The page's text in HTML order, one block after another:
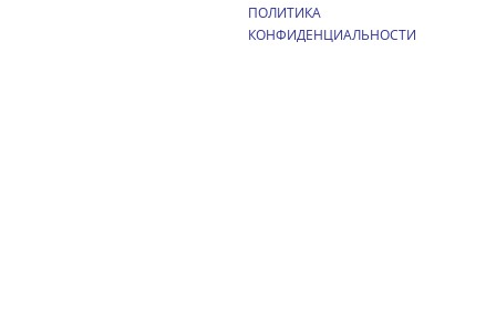
ПОЛИТИКА
КОНФИДЕНЦИАЛЬНОСТИ